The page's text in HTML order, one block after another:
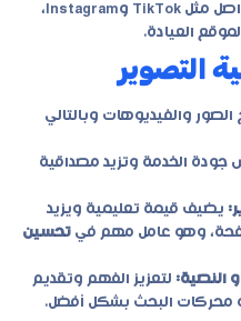
المستخدمين على مواقع التواصل مثل TikTok وInstagram،
العيادة.
التصوير
والفيديوهات وبالتالي
الخدمة وتزيد مصداقية
يضيف قيمة تعليمية ويزيد
وهو عامل مهم في تحسين
النصية: لتعزيز الفهم وتقديم
البحث بشكل أفضل.